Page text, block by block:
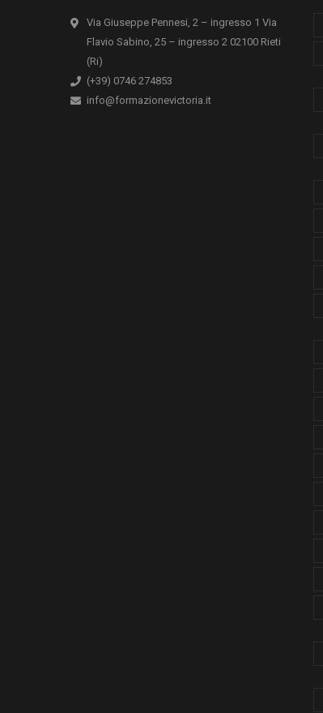
Via Giuseppe Pennesi, 2 – ingresso 1 Via
Flavio Sabino, 25 – ingresso 2 02100 Rieti
(Ri)
(+39) 0746 274853
info@formazionevictoria.it